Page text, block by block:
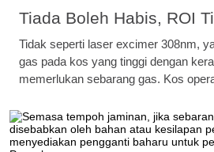
Tiada Boleh Habis, ROI
Tidak seperti laser excimer 308nm,
gas pada kos yang tinggi dengan
memerlukan sebarang gas. Kos